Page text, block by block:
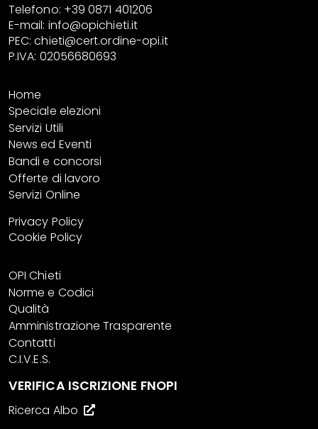
Telefono: +39 0871 401206
E-mail: info@opichieti.it
PEC:chieti@cert.ordine-opi.it
P.IVA: 02056680693
Home
Speciale elezioni
Servizi Utili
News ed Eventi
Bandi e concorsi
Offerte di lavoro
Servizi Online
Privacy Policy
Cookie Policy
OPI Chieti
Norme e Codici
Qualità
Amministrazione Trasparente
Contatti
C.I.V.E.S.
VERIFICA ISCRIZIONE FNOPI
Ricerca Albo